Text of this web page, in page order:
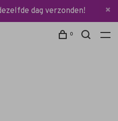
dag verzonden!
0